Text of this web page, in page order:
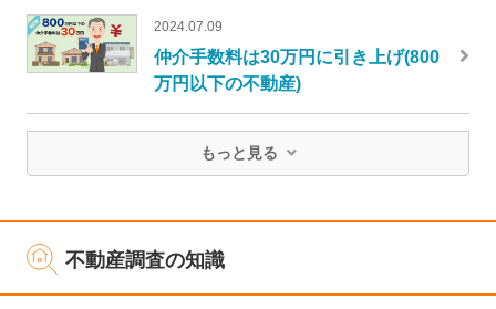
2024.07.09
仲介手数料は30万円に引き上げ(800
万円以下の不動産)
もっと見る
不動産調査の知識